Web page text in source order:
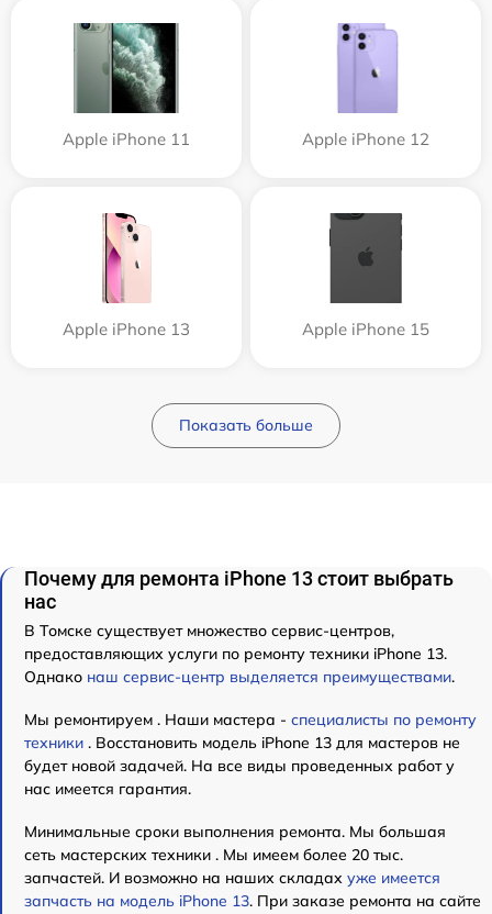
Apple iPhone 11 Apple iPhone 12
Apple iPhone 13 Apple iPhone 15
Показать больше
Почему для ремонта iPhone 13 стоит выбрать
нас
В Томске существует множество сервис-центров,
предоставляющих услуги по ремонту техники iPhone 13.
Однако наш сервис-центр выделяется преимуществами.
Мы ремонтируем . Наши мастера - специалисты по ремонту
техники . Восстановить модель iPhone 13 для мастеров не
будет новой задачей. На все виды проведенных работ у
нас имеется гарантия.
Минимальные сроки выполнения ремонта. Мы большая
сеть мастерских техники . Мы имеем более 20 тыс.
запчастей. И возможно на наших складах уже имеется
запчасть на модель iPhone 13. При заказе ремонта на сайте